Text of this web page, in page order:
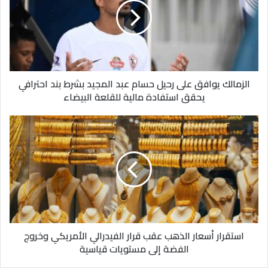
يوم 22 ديسمبر الجاري، ثم يواجه جنوب أفريقيا يوم 26 من الشهر
ذاته، ويختتم المنتخب الوطني مبارياته في دور المجموعات ببطولة
أمم أفريقيا، بمواجهة نظيره أنجولا يوم 29 ديسمبر الجاري.
رحيل
حسام
بند
احترافي
مالية
للقلعة
البيضاء
الزمالك يوافق على رحيل حسام عبد المجيد بشرط بند احترافي
يحقق استفادة مالية للقلعة البيضاء
استقرار
أسعار
الذهب
عقب
قرار
الفيدرالي
الأمريكي
وخروج
الفضة
استقرار أسعار الذهب عقب قرار الفيدرالي الأمريكي وخروج
الفضة إلى مستويات قياسية